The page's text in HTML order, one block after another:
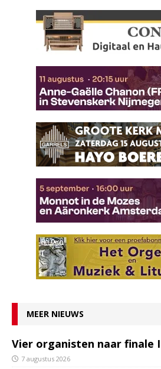
MEER NIEUWS
Vier organisten naar finale
7 augustus 2026